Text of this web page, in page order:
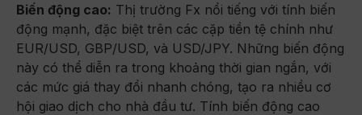
Biến động cao: Thị trường Fx nổi tiếng với tính biến
động mạnh, đặc biệt trên các cặp tiền tệ chính như
EUR/USD, GBP/USD, và USD/JPY. Những biến động
này có thể diễn ra trong khoảng thời gian ngắn, với
các mức giá thay đổi nhanh chóng, tạo ra nhiều cơ
hội giao dịch cho nhà đầu tư. Tính biến động cao